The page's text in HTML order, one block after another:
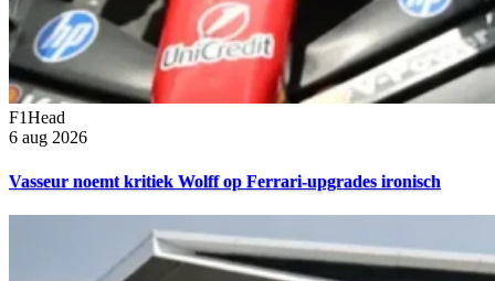
F1Head
6 aug 2026
Vasseur noemt kritiek Wolff op Ferrari-upgrades ironisch